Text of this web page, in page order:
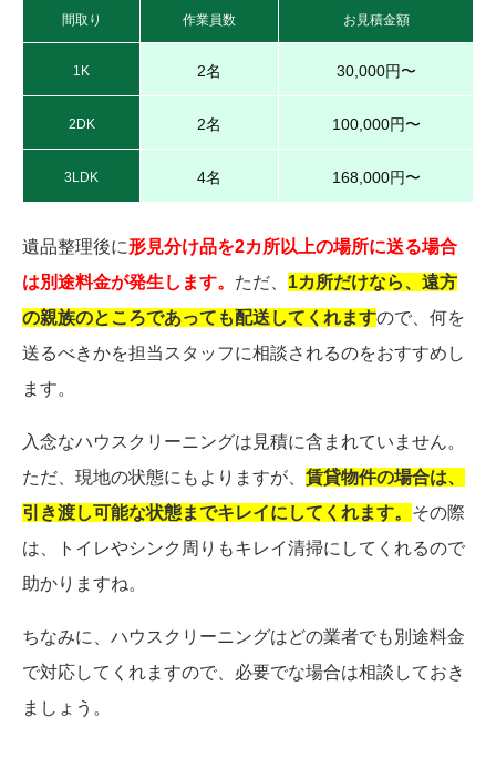
間取り 作業員数 お見積金額
1K 2名 30,000円〜
2DK 2名 100,000円〜
3LDK 4名 168,000円〜
遺品整理後に形見分け品を2カ所以上の場所に送る場合
は別途料金が発生します。 ただ、 1カ所だけなら、遠方
の親族のところであっても配送してくれますので、何を
送るべきかを担当スタッフに相談されるのをおすすめし
ます。
入念なハウスクリーニングは見積に含まれていません。
ただ、現地の状態にもよりますが、 賃貸物件の場合は、
引き渡し可能な状態までキレイにしてくれます。 その際
は、トイレやシンク周りもキレイ清掃にしてくれるので
助かりますね。
ちなみに、ハウスクリーニングはどの業者でも別途料金
で対応してくれますので、必要でな場合は相談しておき
ましょう。